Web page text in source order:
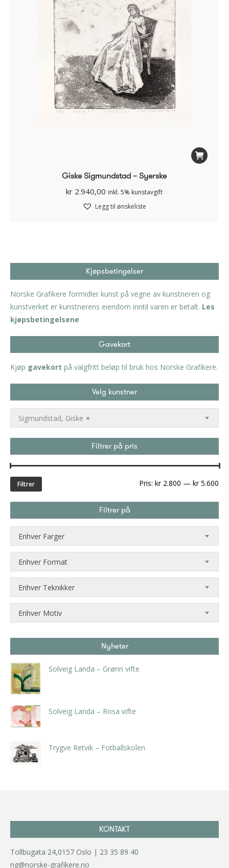
Giske Sigmundstad – Syerske
kr 2.940,00 inkl. 5% kunstavgift
Legg til ønskeliste
Kjøpsbetingelser
Norske Grafikere formidler kunst på vegne av kunstneren og
kunstverket er kunstnerens eiendom inntil varen er betalt. Les
kjøpsbetingelsene
Gavekort
Kjøp gavekort på valgfritt beløp til bruk hos Norske Grafikere.
Velg kunstner
×
Sigmundstad, Giske
Filtrer på pris
Filtrer Pris: kr 2.800 — kr 5.600
Filtrer på
Enhver Farger
Enhver Format
Enhver Teknikker
Enhver Motiv
Nyheter
Solveig Landa – Grønn vifte
Solveig Landa – Rosa vifte
Trygve Retvik – Fotballskolen
KONTAKT
Tollbugata 24,0157 Oslo | 23 35 89 40
ng@norske-grafikere.no